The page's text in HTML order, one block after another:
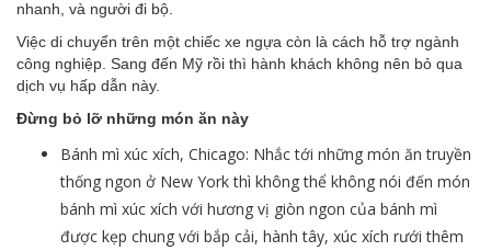
nhanh, và người đi bộ.
Việc di chuyển trên một chiếc xe ngựa còn là cách hỗ trợ ngành
công nghiệp. Sang đến Mỹ rồi thì hành khách không nên bỏ qua
dịch vụ hấp dẫn này.
Đừng bỏ lỡ những món ăn này
Bánh mì xúc xích, Chicago: Nhắc tới những món ăn truyền
thống ngon ở New York thì không thể không nói đến món
bánh mì xúc xích với hương vị giòn ngon của bánh mì
được kẹp chung với bắp cải, hành tây, xúc xích rưới thêm